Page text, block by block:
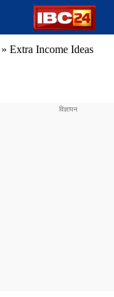
» Extra Income Ideas